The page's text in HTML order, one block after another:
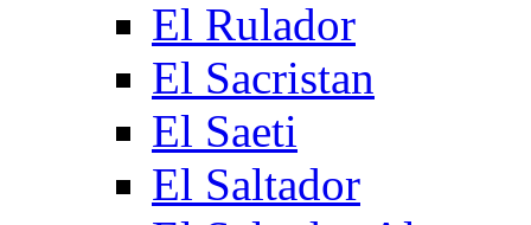
El Rulador
El Sacristan
El Saeti
El Saltador